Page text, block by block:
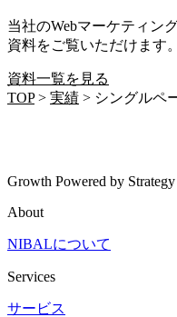
当社のWebマーケティン
資料をご覧いただけます。
資料一覧を見る
TOP> 実績 > シングルペ
Growth Powered by Strategy
About
NIBALについて
Services
サービス